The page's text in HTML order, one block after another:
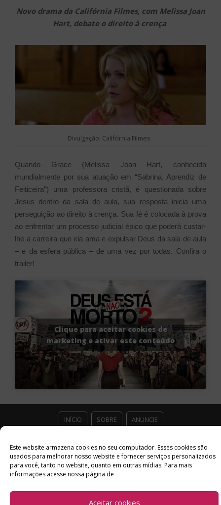
Este website armazena cookies no seu computador. Esses cookies são
usados ​​para melhorar nosso website e fornecer serviços personalizados
para você, tanto no website, quanto em outras mídias. Para mais
informações acesse nossa página de
Aceitar cookies
Novo drama da Califórnia Filmes, com Melissa Joan
Hart, debate o direito à crença
Divulgação: Califórnia Filmes
Quando Grace (Melissa Joan Hart, conhecida
mundialmente por sua atuação em “Sabrina, Aprendiz de
Feiticeira”) uma professora cristã, é questionada sobre
Jesus dentro da sala de aula, sua resposta inicia uma
perseguição ao direito à crença. Sua fé é colocada à prova
ao enfrentar um processo judicial épico que poderá custar-
lhe a carreira que ela ama e expulsar Deus da sala de aula
– e da esfera pública – de uma vez por todas. Confira o
trailer!
Clique para aceitar cookies de
marketing e ativar este conteúdo
INÍCIO SOBRE ANUNCIE
ESTÚDIO ACESSO CULTURAL GUIAS PARCEIROS
CONTATO POLÍTICA DE PRIVACIDADE
Facebook
TwitterInstagram
Youtube